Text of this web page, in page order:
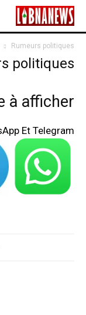
Rumeurs politiques
politiques
à afficher
Et Telegram